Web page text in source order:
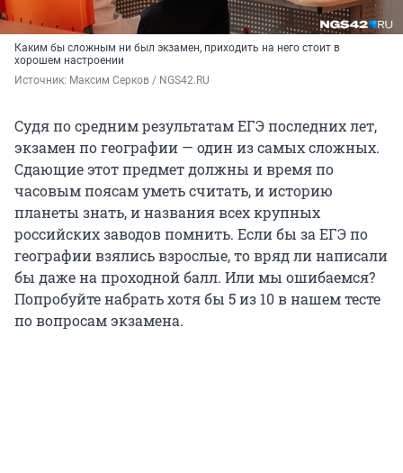
Каким бы сложным ни был экзамен, приходить на него стоит в
хорошем настроении
Источник: Максим Серков / NGS42.RU
Судя по средним результатам ЕГЭ последних лет,
экзамен по географии — один из самых сложных.
Сдающие этот предмет должны и время по
часовым поясам уметь считать, и историю
планеты знать, и названия всех крупных
российских заводов помнить. Если бы за ЕГЭ по
географии взялись взрослые, то вряд ли написали
бы даже на проходной балл. Или мы ошибаемся?
Попробуйте набрать хотя бы 5 из 10 в нашем тесте
по вопросам экзамена.